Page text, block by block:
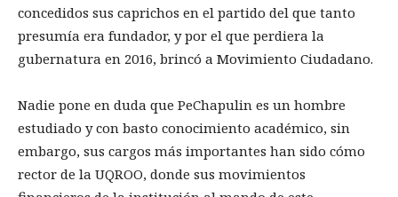
concedidos sus caprichos en el partido del que tanto
presumía era fundador, y por el que perdiera la
gubernatura en 2016, brincó a Movimiento Ciudadano.
Nadie pone en duda que PeChapulin es un hombre
estudiado y con basto conocimiento académico, sin
embargo, sus cargos más importantes han sido cómo
rector de la UQROO, donde sus movimientos